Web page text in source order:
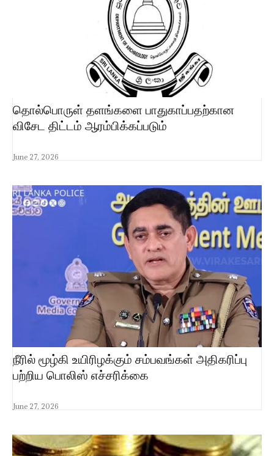
தொல்பொருள் தளங்களை பாதுகாப்பதற்கான
விசேட திட்டம் ஆரம்பிக்கப்படும்
June 27, 2026
நீரில் மூழ்கி உயிரிழக்கும் சம்பவங்கள் அதிகரிப்பு
பற்றிய பொலிஸ் எச்சரிக்கை
June 27, 2026